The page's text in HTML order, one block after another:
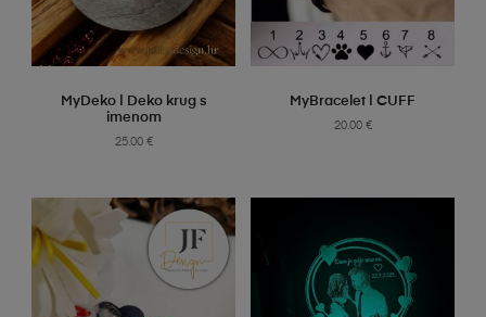
SELECT OPTIONS
MyDeko | Deko krug s
imenom
25.00 €
SELECT OPTIONS
MyBracelet | CUFF
20.00 €